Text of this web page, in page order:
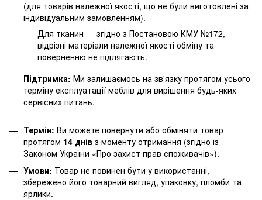
(для товарів належної якості, що не були виготовлені за
індивідуальним замовленням).
Для тканин — згідно з Постановою КМУ №172,
відрізні матеріали належної якості обміну та
поверненню не підлягають.
Підтримка: Ми залишаємось на зв'язку протягом усього
терміну експлуатації меблів для вирішення будь-яких
сервісних питань.
Термін: Ви можете повернути або обміняти товар
протягом 14 днів з моменту отримання (згідно із
Законом України «Про захист прав споживачів»).
Умови: Товар не повинен бути у використанні,
збережено його товарний вигляд, упаковку, пломби та
ярлики.